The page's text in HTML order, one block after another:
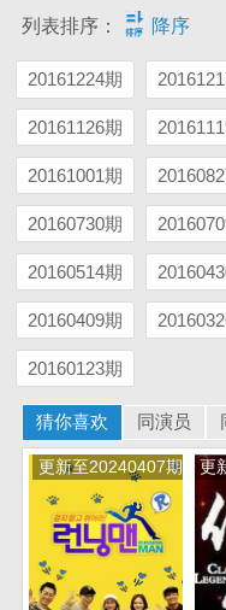
列表排序：  降序
20161224期
20161126期
20161001期
20160730期
20160514期
20160409期
20160123期
猜你喜欢 同演员
更新至20240407期
更
期